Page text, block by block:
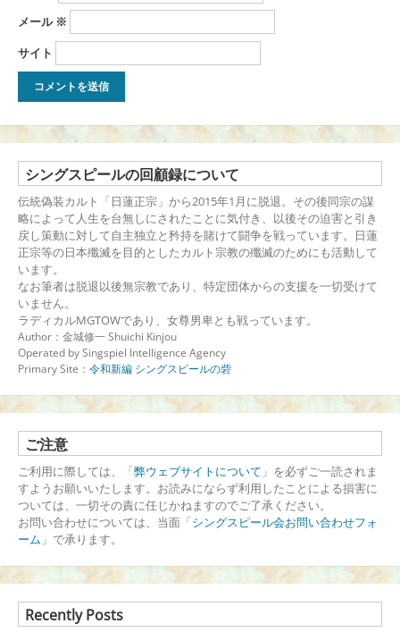
メール ※
サイト
シングスピールの回顧録について
伝統偽装カルト「日蓮正宗」から2015年1月に脱退。その後同宗の謀
略によって人生を台無しにされたことに気付き、以後その迫害と引き
戻し策動に対して自主独立と矜持を賭けて闘争を戦っています。日蓮
正宗等の日本殲滅を目的としたカルト宗教の殲滅のためにも活動して
います。
なお筆者は脱退以後無宗教であり、特定団体からの支援を一切受けて
いません。
ラディカルMGTOWであり、女尊男卑とも戦っています。
Author：金城修一 Shuichi Kinjou
Operated by Singspiel Intelligence Agency
Primary Site： 令和新編 シングスピールの砦
ご注意
ご利用に際しては、「弊ウェブサイトについて 」を必ずご一読されま
すようお願いいたします。お読みにならず利用したことによる損害に
ついては、一切その責に任じかねますのでご了承ください。
お問い合わせについては、当面「シングスピール会お問い合わせフォ
ーム 」で承ります。
Recently Posts